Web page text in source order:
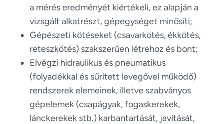
a mérés eredményét kiértékeli, ez alapján a
vizsgált alkatrészt, gépegységet minősíti;
Gépészeti kötéseket (csavarkötés, ékkötés,
reteszkötés) szakszerűen létrehoz és bont;
Elvégzi hidraulikus és pneumatikus
(folyadékkal és sűrített levegővel működő)
rendszerek elemeinek, illetve szabványos
gépelemek (csapágyak, fogaskerekek,
lánckerekek stb.) karbantartását, javítását,